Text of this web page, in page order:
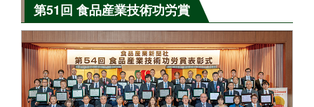
第51回 食品産業技術功労賞